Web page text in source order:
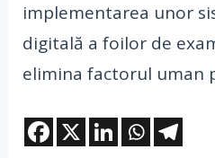
implementarea unor
digitală a foilor de
elimina factorul uman